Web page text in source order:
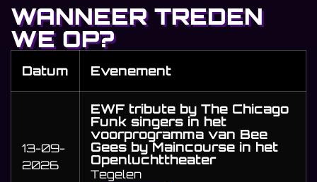
WANNEER TREDEN
WE OP?
Datum Evenement
13-09-
2026
EWF tribute by The Chicago
Funk singers in het
voorprogramma van Bee
Gees by Maincourse in het
Openluchttheater
Tegelen